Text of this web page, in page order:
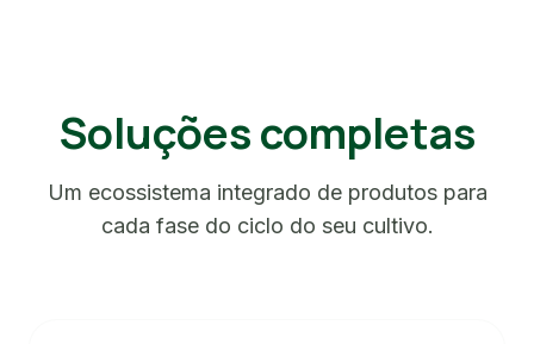
Soluções completas
Um ecossistema integrado de produtos para
cada fase do ciclo do seu cultivo.